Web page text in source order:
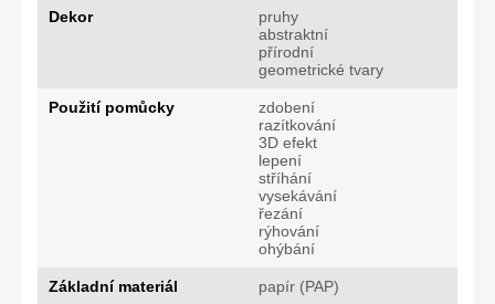
Dekor
pruhy
abstraktní
přírodní
geometrické tvary
Použití pomůcky
zdobení
razítkování
3D efekt
lepení
stříhání
vysekávání
řezání
rýhování
ohýbání
Základní materiál papír (PAP)